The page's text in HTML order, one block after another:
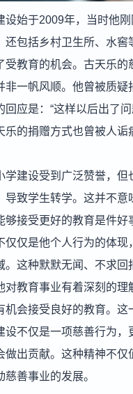
设始于2009年，当时他
还包括乡村卫生所、水
受教育的机会。古天乐的
非一帆风顺。他曾被质
回应是：“这样以后出了
乐的捐赠方式也曾被人
学建设受到广泛赞誉，
导致学生转学。这并不
接受更好的教育是件好
仅仅是他个人行为的体
。这种默默无闻、不求回
对教育事业有着深刻的
机会接受良好的教育。这
设不仅是一项慈善行为
做出贡献。这种精神不
善事业的发展。